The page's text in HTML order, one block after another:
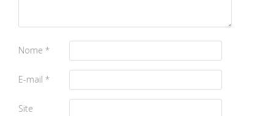
Nome *
E-mail *
Site